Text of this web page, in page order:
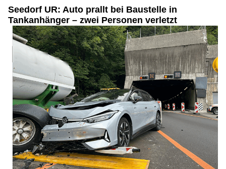
Seedorf UR: Auto prallt bei Baustelle in
Tankanhänger – zwei Personen verletzt